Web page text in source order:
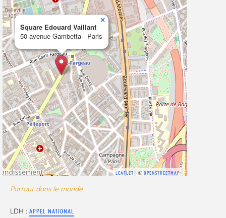
Square Edouard Vaillant
50 avenue Gambetta - Paris
×
LEAFLET| ©OPENSTREETMAP
Partout dans le monde
LDH : APPEL NATIONAL